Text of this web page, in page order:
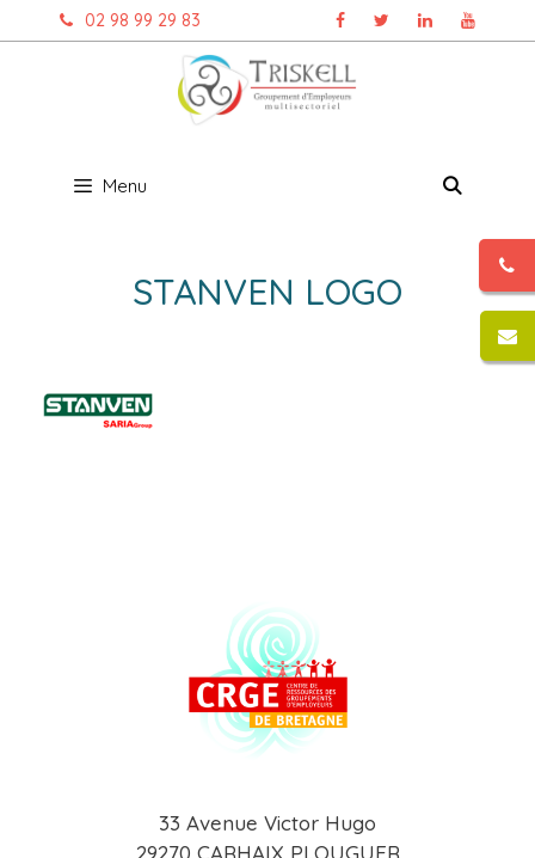
au
02 98 99 29 83
Menu
STANVEN LOGO
33 Avenue Victor Hugo
29270 CARHAIX PLOUGUER